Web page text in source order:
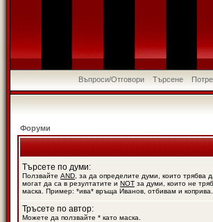
Въпроси/Отговори Търсене
Форуми
Търсете по думи:
Ползвайте AND , за да определите думи, които трябва
могат да са в резултатите и NOT за думи, които не
маска. Пример: *ива* връща Иванов, отбивам и коприва.
Тръсете по автор:
Можете да ползвайте * като маска.